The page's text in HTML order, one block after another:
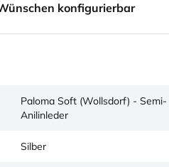
konfigurierbar
Paloma Soft (Wollsdorf) - Semi-
Anilinleder
Silber